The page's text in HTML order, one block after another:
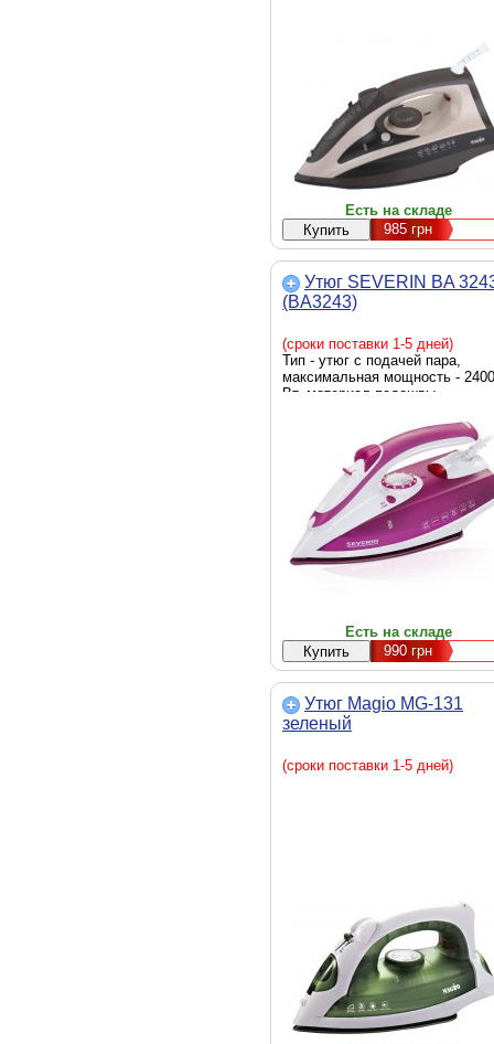
Есть на складе
985грн
Утюг SEVERIN BA
(BA3243)
(сроки поставки 1-5 дней)
Тип - утюг с подачей пара,
максимальная мощность - 2400
Вт, материал подошвы -
200 мл, автоматическое
отключение, система
самоочистки, система защиты
накипи, противокапельная
система, скорость парового
- 70 г/мин, вес - 1.1 кг, Цвет -
розовый
Есть на складе
990грн
Утюг Magio MG-131
зеленый
(сроки поставки 1-5 дней)